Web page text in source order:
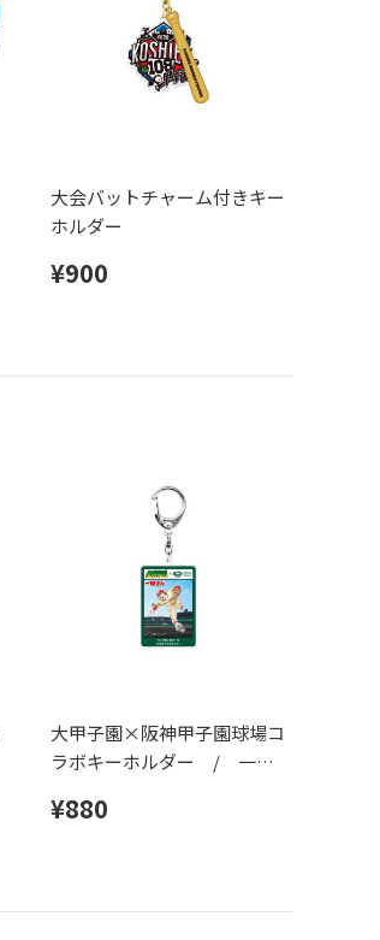
大会バットチャーム付きキー
ホルダー
¥900
大甲子園×阪神甲子園球場コ
ラボキーホルダー / 一球
¥880